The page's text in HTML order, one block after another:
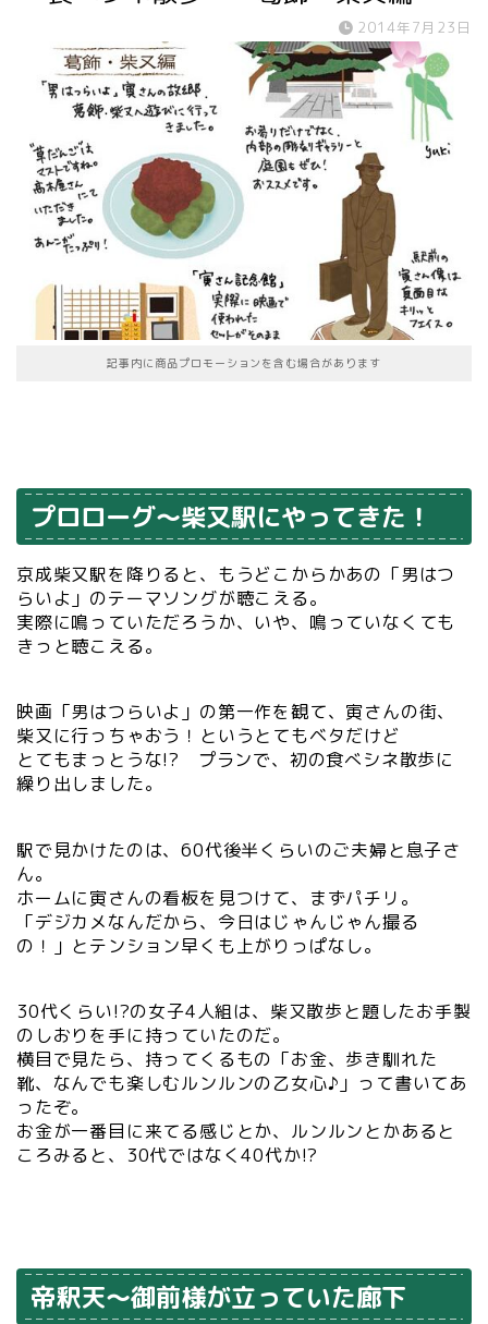
2014年7月23日
記事内に商品プロモーションを含む場合があります
プロローグ～柴又駅にやってきた！
京成柴又駅を降りると、もうどこからかあの「男はつ
らいよ」のテーマソングが聴こえる。
実際に鳴っていただろうか、いや、鳴っていなくても
きっと聴こえる。
映画「男はつらいよ」の第一作を観て、寅さんの街、
柴又に行っちゃおう！というとてもベタだけど
とてもまっとうな!? プランで、初の食べシネ散歩に
繰り出しました。
駅で見かけたのは、60代後半くらいのご夫婦と息子さ
ん。
ホームに寅さんの看板を見つけて、まずパチリ。
「デジカメなんだから、今日はじゃんじゃん撮る
の！」とテンション早くも上がりっぱなし。
30代くらい!?の女子4人組は、柴又散歩と題したお手製
のしおりを手に持っていたのだ。
横目で見たら、持ってくるもの「お金、歩き馴れた
靴、なんでも楽しむルンルンの乙女心♪」って書いてあ
ったぞ。
お金が一番目に来てる感じとか、ルンルンとかあると
ころみると、30代ではなく40代か!?
帝釈天～御前様が立っていた廊下